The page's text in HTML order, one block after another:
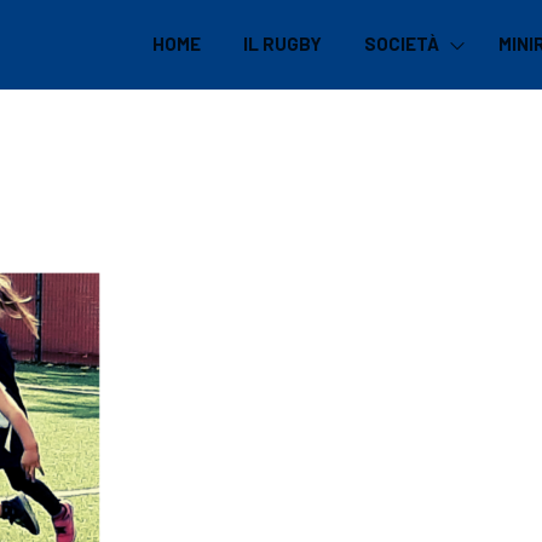
HOME IL RUGBY SOCIETÀ